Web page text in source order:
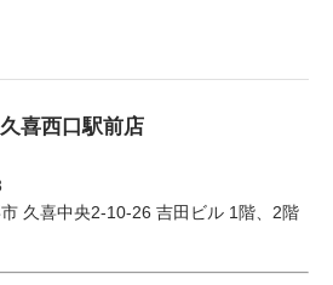
喜西口駅前店
久喜中央2-10-26 吉田ビル 1階、2階